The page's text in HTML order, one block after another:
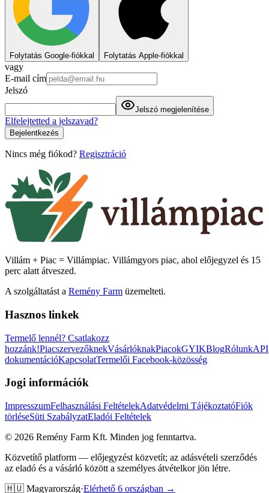
Folytatás Google-fiókkal Folytatás Apple-fiókkal
vagy
E-mail cím
Jelszó
Jelszó megjelenítése
Elfelejtetted a jelszavad?
Bejelentkezés
Nincs még fiókod? Regisztráció
Villám + Piac = Villámpiac. Villámgyors piac, ahol előjegyzel és 15
perc alatt átveszed.
A szolgáltatást a Remény Farm üzemelteti.
Hasznos linkek
Termelő lennél? Csatlakozz
hozzánk!PiacszervezőknekVásárlóknakPiacokGYIKBlogRólunkAPI
dokumentációKapcsolatTermelői Facebook-közösség
Jogi információk
ImpresszumFelhasználási FeltételekAdatvédelmi TájékoztatóFiók
törléseSüti SzabályzatEladói Feltételek
© 2026 Remény Farm Kft. Minden jog fenntartva.
Közvetítő platform — előjegyzést közvetít; az adásvételi szerződés
az eladó és a vásárló között a személyes átvételkor jön létre.
🇭🇺 Magyarország·Elérhető 6 országban →